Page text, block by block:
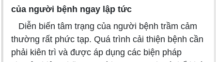
của người bệnh ngay lập tức
Diễn biến tâm trạng của người bệnh trầm cảm
thường rất phức tạp. Quá trình cải thiện bệnh cần
phải kiên trì và được áp dụng các biện pháp